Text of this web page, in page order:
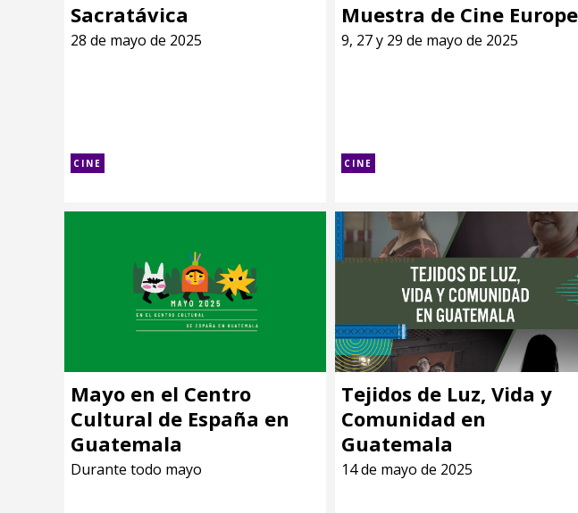
Sacratávica
28 de mayo de 2025
CINE
Muestra de Cine
9, 27 y 29 de mayo de 2025
CINE
Mayo en el Centro
Cultural de España en
Guatemala
Durante todo mayo
Tejidos de Luz, Vida y
Comunidad en
Guatemala
14 de mayo de 2025